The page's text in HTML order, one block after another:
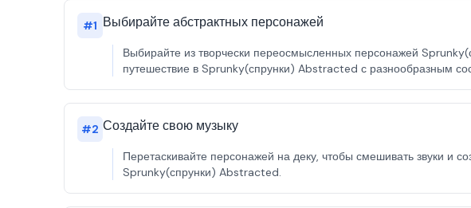
#1 Выбирайте абстрактных персонажей
Выбирайте из творчески переосмысленных персонажей
путешествие в Sprunky(спрунки) Abstracted с разнообразным
#2 Создайте свою музыку
Перетаскивайте персонажей на деку, чтобы смешивать звуки и
Sprunky(спрунки) Abstracted.